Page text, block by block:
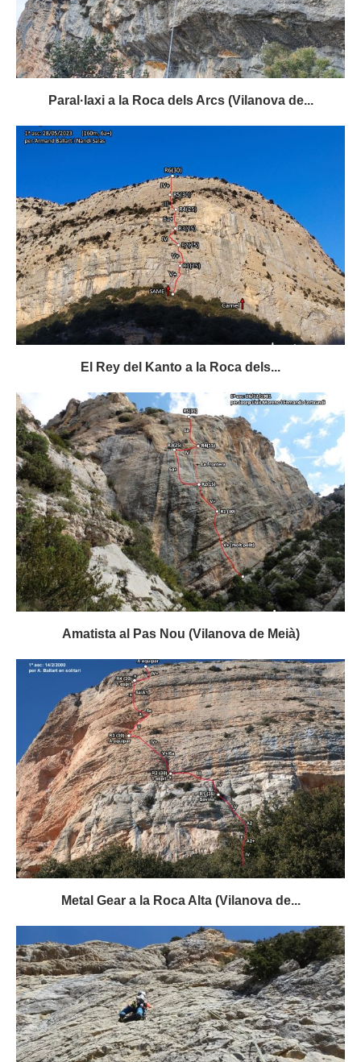
Paral·laxi a la Roca dels Arcs (Vilanova de...
El Rey del Kanto a la Roca dels...
Amatista al Pas Nou (Vilanova de Meià)
Metal Gear a la Roca Alta (Vilanova de...